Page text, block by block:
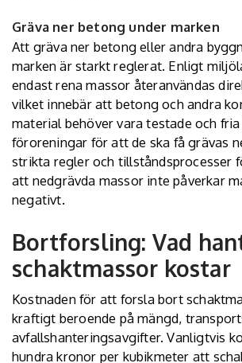
Gräva ner betong under marken
Att gräva ner betong eller andra
marken är starkt reglerat. Enligt
endast rena massor återanvändas
vilket innebär att betong och andra
material behöver vara testade och
föroreningar för att de ska få grävas
strikta regler och tillståndsprocesser
att nedgrävda massor inte påverkar
negativt.
Bortforsling: Vad
schaktmassor kostar
Kostnaden för att forsla bort
kraftigt beroende på mängd,
avfallshanteringsavgifter. Vanligtvis
hundra kronor per kubikmeter att